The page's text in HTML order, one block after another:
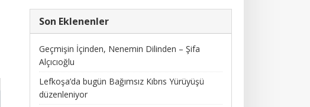
Son Eklenenler
Geçmişin İçinden, Nenemin Dilinden – Şifa
Alçıcıoğlu
Lefkoşa’da bugün Bağımsız Kıbrıs Yürüyüşü
düzenleniyor